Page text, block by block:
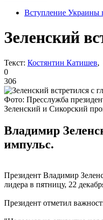
Вступление Украины
Зеленский
Текст: Костянтин Катишев,
0
306
Фото: Пресслужба
Зеленский и Сикорский
Владимир
импульс.
Президент Владимир
лидера в пятницу, 22
Президент отметил